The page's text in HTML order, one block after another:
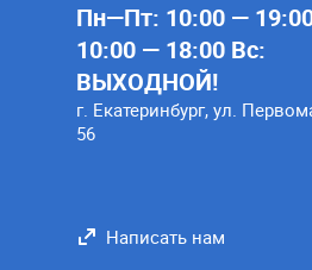
Пн—Пт: 10:00 —
10:00 — 18:00 Вс:
ВЫХОДНОЙ!
г. Екатеринбург, ул.
56
Написать нам